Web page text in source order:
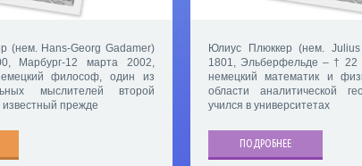
(нем. Hans-Georg Gadamer)
Марбург-12 марта 2002,
философ, один из
мыслителей второй
прежде
Юлиус Плюккер (нем.
1801, Эльберфельде – †
немецкий математик и
области аналитической
учился в университетах
ПОДРОБНЕЕ